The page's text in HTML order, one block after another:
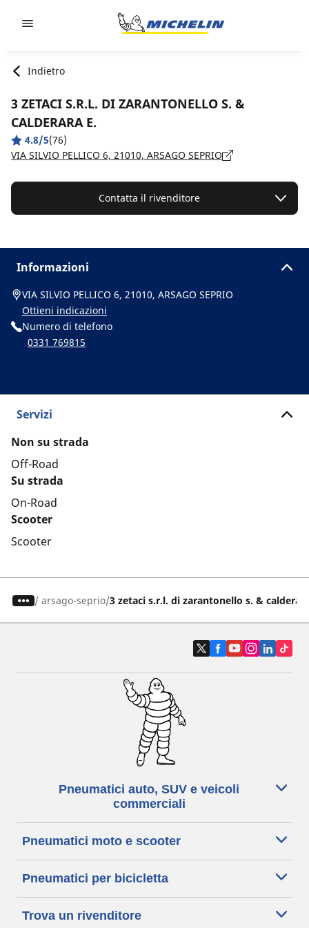
Indietro
3 ZETACI S.R.L. DI ZARANTONELLO S. &
CALDERARA E.
4.8/5(76)
VIA SILVIO PELLICO 6, 21010, ARSAGO SEPRIO
Contatta il rivenditore
Informazioni
VIA SILVIO PELLICO 6, 21010, ARSAGO SEPRIO
Ottieni indicazioni
Numero di telefono
0331 769815
Servizi
Non su strada
Off-Road
Su strada
On-Road
Scooter
Scooter
/ arsago-seprio 3 zetaci s.r.l. di zarantonello s. &
Pneumatici auto, SUV e veicoli
commerciali
Pneumatici moto e scooter
Pneumatici per bicicletta
Trova un rivenditore